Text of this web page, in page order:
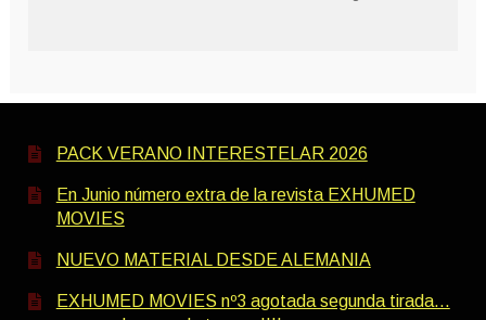
PACK VERANO INTERESTELAR 2026
En Junio número extra de la revista EXHUMED
MOVIES
NUEVO MATERIAL DESDE ALEMANIA
EXHUMED MOVIES nº3 agotada segunda tirada…